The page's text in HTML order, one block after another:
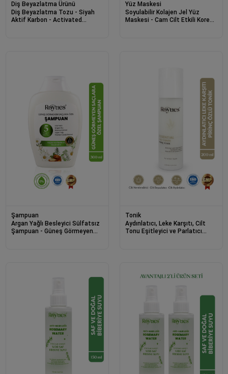
Diş Beyazlatma Ürünü
Diş Beyazlatma Tozu - Siyah
Aktif Karbon - Activated
Yüz Maskesi
Soyulabilir Kolajen Jel Yüz
Maskesi - Cam Cilt Etkili Kore
Şampuan
Argan Yağlı Besleyici Sülfatsız
Şampuan - Güneş Görmeyen
Tonik
Aydınlatıcı, Leke Karşıtı, Cilt
Tonu Eşitleyici ve Parlatıcı